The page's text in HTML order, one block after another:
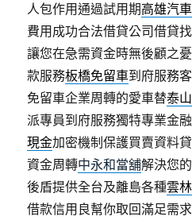
人包作用通過試用期高雄汽
費用成功合法借貸公司借貸
讓您在急需資金時無後顧之
款服務板橋免留車到府服務
免留車企業周轉的愛車替泰
派專員到府服務獨特專業金
現金加密機制保護買賣資料
資金周轉中永和當舖解決您
後盾提供全台及離島各種雲
借款信用良幫你取回滿足需